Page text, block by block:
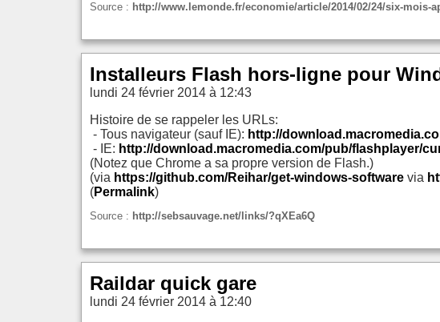
Source : http://www.lemonde.fr/economie/article/2014/02/24/six-mois-
Installeurs Flash hors-ligne pour
lundi 24 février 2014 à 12:43
Histoire de se rappeler les URLs:
- Tous navigateur (sauf IE): http://
- IE: http://download.macromedia.com/pub/flashplayer/
(Notez que Chrome a sa propre version de Flash.)
(via https://github.com/Reihar/get-windows-software via
(Permalink)
Source : http://sebsauvage.net/links/?qXEa6Q
Raildar quick gare
lundi 24 février 2014 à 12:40